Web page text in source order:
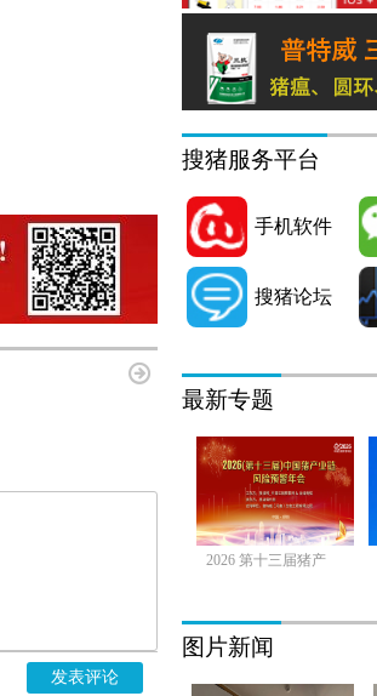
发表评论
搜猪服务平台
手机软件
搜猪论坛
最新专题
2026 第十三届猪产
图片新闻